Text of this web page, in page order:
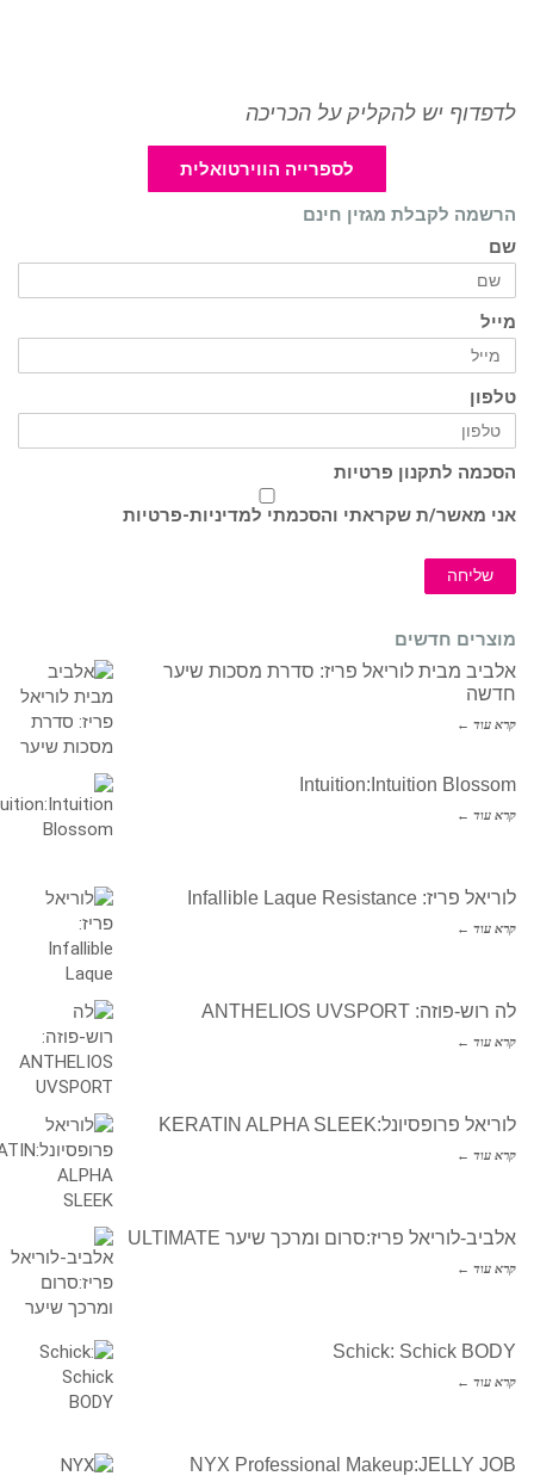
לדפדוף יש להקליק על הכריכה
לספרייה הווירטואלית
הרשמה לקבלת מגזין חינם
שם
מייל
טלפון
הסכמה לתקנון פרטיות
אני מאשר/ת שקראתי והסכמתי למדיניות-פרטיות
שליחה
מוצרים חדשים
אלביב מבית לוריאל פריז: סדרת מסכות שיער
חדשה
קרא עוד ←
Intuition:Intuition Blossom
קרא עוד ←
לוריאל פריז: Infallible Laque Resistance
קרא עוד ←
לה רוש-פוזה: ANTHELIOS UVSPORT
קרא עוד ←
לוריאל פרופסיונל:KERATIN ALPHA SLEEK
קרא עוד ←
אלביב-לוריאל פריז:סרום ומרכך שיער ULTIMATE
קרא עוד ←
Schick: Schick BODY
קרא עוד ←
NYX Professional Makeup:JELLY JOB